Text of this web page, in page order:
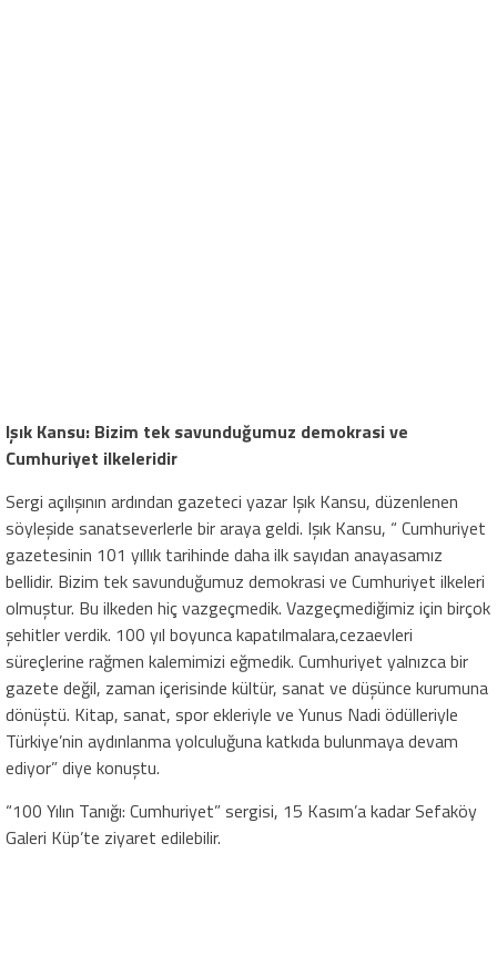
Işık Kansu: Bizim tek savunduğumuz demokrasi ve
Cumhuriyet ilkeleridir
Sergi açılışının ardından gazeteci yazar Işık Kansu, düzenlenen
söyleşide sanatseverlerle bir araya geldi. Işık Kansu, “ Cumhuriyet
gazetesinin 101 yıllık tarihinde daha ilk sayıdan anayasamız
bellidir. Bizim tek savunduğumuz demokrasi ve Cumhuriyet ilkeleri
olmuştur. Bu ilkeden hiç vazgeçmedik. Vazgeçmediğimiz için birçok
şehitler verdik. 100 yıl boyunca kapatılmalara,cezaevleri
süreçlerine rağmen kalemimizi eğmedik. Cumhuriyet yalnızca bir
gazete değil, zaman içerisinde kültür, sanat ve düşünce kurumuna
dönüştü. Kitap, sanat, spor ekleriyle ve Yunus Nadi ödülleriyle
Türkiye’nin aydınlanma yolculuğuna katkıda bulunmaya devam
ediyor” diye konuştu.
“100 Yılın Tanığı: Cumhuriyet” sergisi, 15 Kasım’a kadar Sefaköy
Galeri Küp’te ziyaret edilebilir.